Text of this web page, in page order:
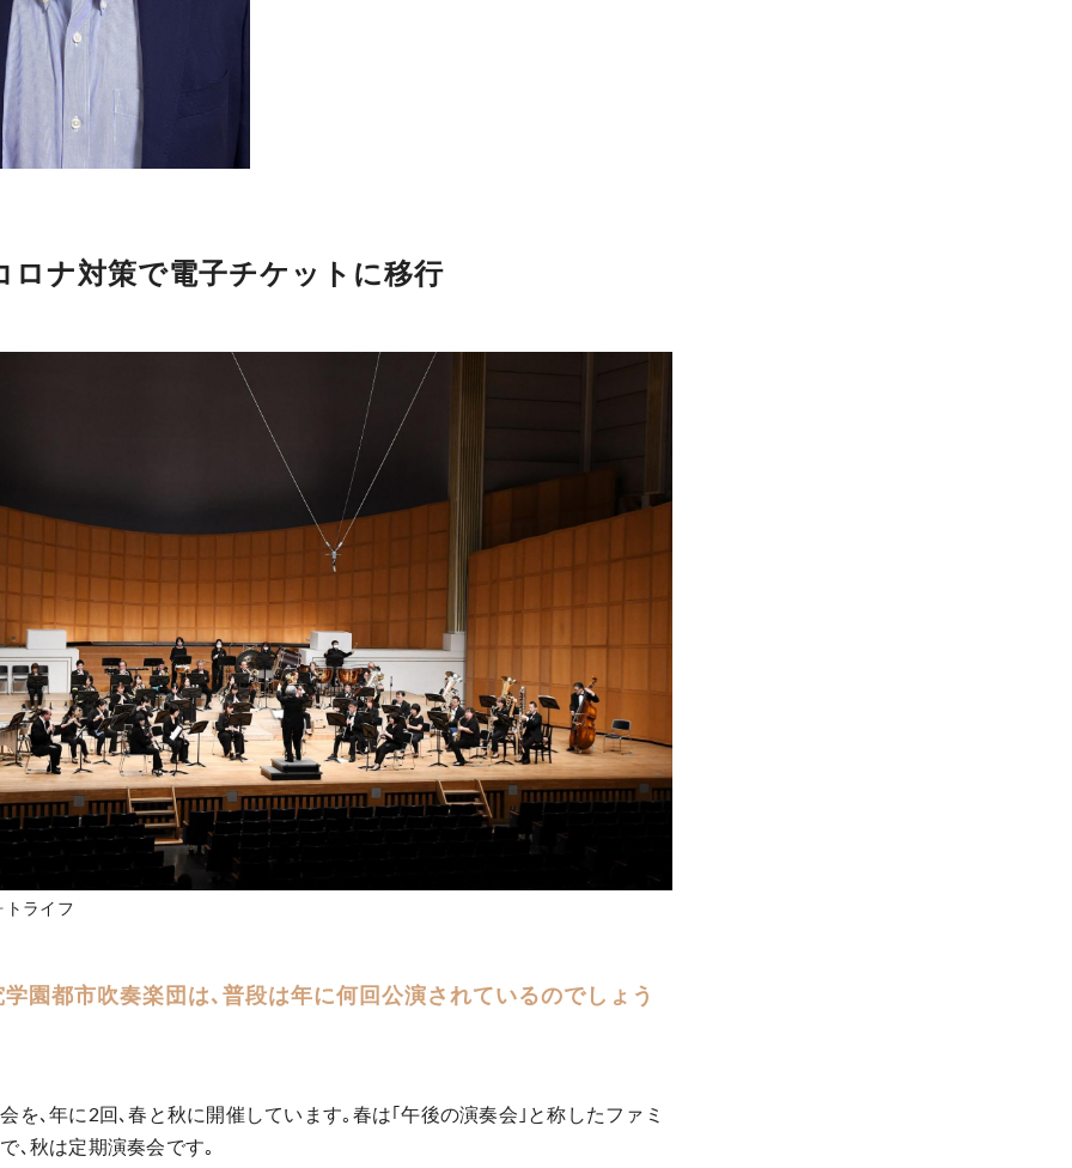
ナ対策で電子チケットに移行
トライフ
園都市吹奏楽団は､普段は年に何回公演されているのでしょう
を､年に2回､春と秋に開催しています｡春は｢午後の演奏会｣と称したファミ
､秋は定期演奏会です｡